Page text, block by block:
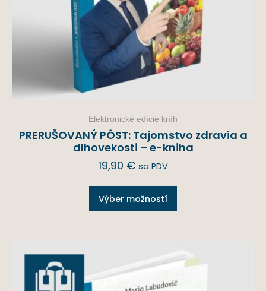
Elektronické edície kníh
PRERUŠOVANÝ PÔST: Tajomstvo zdravia a
dlhovekosti – e-kniha
19,90 € sa PDV
Výber možností